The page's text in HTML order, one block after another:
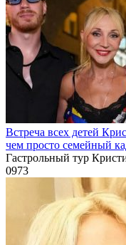
Встреча всех детей
чем просто семейный
Гастрольный тур
0973